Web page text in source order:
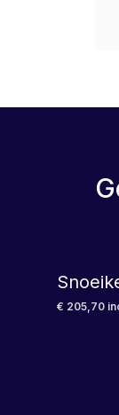
€ 205,70